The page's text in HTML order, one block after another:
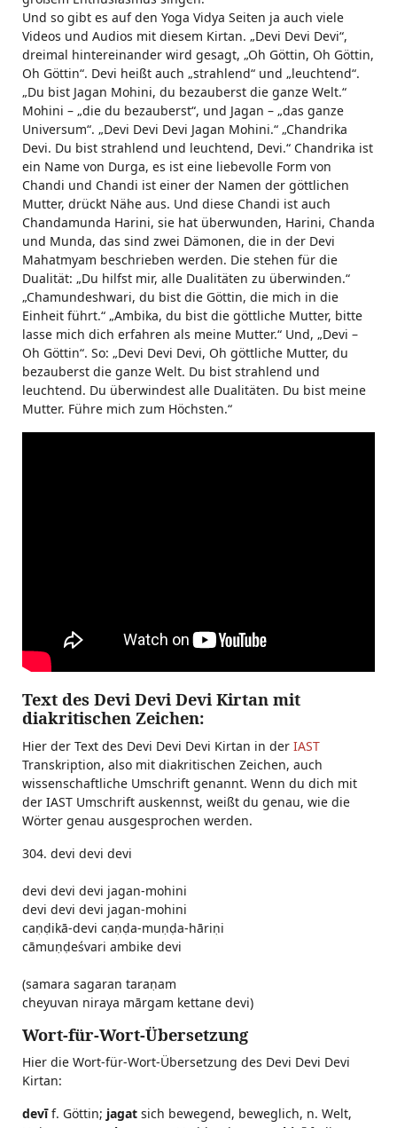
Und so gibt es auf den Yoga Vidya Seiten ja auch viele
Videos und Audios mit diesem Kirtan. „Devi Devi Devi“,
dreimal hintereinander wird gesagt, „Oh Göttin, Oh Göttin,
Oh Göttin“. Devi heißt auch „strahlend“ und „leuchtend“.
„Du bist Jagan Mohini, du bezauberst die ganze Welt.“
Mohini – „die du bezauberst“, und Jagan – „das ganze
Universum“. „Devi Devi Devi Jagan Mohini.“ „Chandrika
Devi. Du bist strahlend und leuchtend, Devi.“ Chandrika ist
ein Name von Durga, es ist eine liebevolle Form von
Chandi und Chandi ist einer der Namen der göttlichen
Mutter, drückt Nähe aus. Und diese Chandi ist auch
Chandamunda Harini, sie hat überwunden, Harini, Chanda
und Munda, das sind zwei Dämonen, die in der Devi
Mahatmyam beschrieben werden. Die stehen für die
Dualität: „Du hilfst mir, alle Dualitäten zu überwinden.“
„Chamundeshwari, du bist die Göttin, die mich in die
Einheit führt.“ „Ambika, du bist die göttliche Mutter, bitte
lasse mich dich erfahren als meine Mutter.“ Und, „Devi –
Oh Göttin“. So: „Devi Devi Devi, Oh göttliche Mutter, du
bezauberst die ganze Welt. Du bist strahlend und
leuchtend. Du überwindest alle Dualitäten. Du bist meine
Mutter. Führe mich zum Höchsten.“
Text des Devi Devi Devi Kirtan mit
diakritischen Zeichen:
Hier der Text des Devi Devi Devi Kirtan in der IAST
Transkription, also mit diakritischen Zeichen, auch
wissenschaftliche Umschrift genannt. Wenn du dich mit
der IAST Umschrift auskennst, weißt du genau, wie die
Wörter genau ausgesprochen werden.
304. devi devi devi
devi devi devi jagan-mohini
devi devi devi jagan-mohini
caṇḍikā-devi caṇḍa-muṇḍa-hāriṇi
cāmuṇḍeśvari ambike devi
(samara sagaran taraṇam
cheyuvan niraya mārgam kettane devi)
Wort-für-Wort-Übersetzung
Hier die Wort-für-Wort-Übersetzung des Devi Devi Devi
Kirtan:
devīf. Göttin; jagat sich bewegend, beweglich, n. Welt,